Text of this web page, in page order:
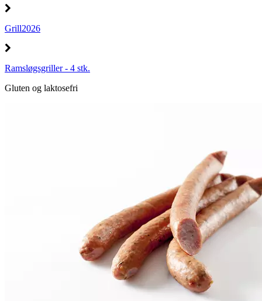
Grill2026
Ramsløgsgriller - 4 stk.
Gluten og laktosefri